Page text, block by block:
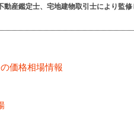
動産鑑定士、宅地建物取引士により監修
価格相場情報